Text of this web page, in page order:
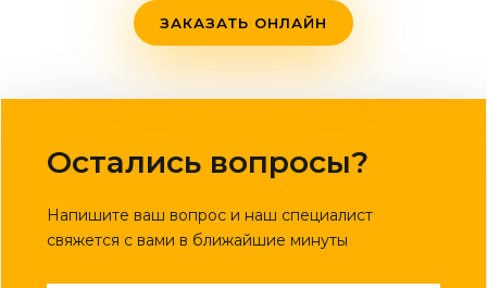
ЗАКАЗАТЬ ОНЛАЙН
Остались вопросы?
Напишите ваш вопрос и наш специалист
свяжется с вами в ближайшие минуты